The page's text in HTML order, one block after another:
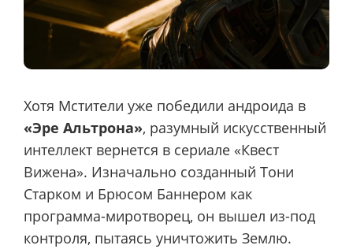
Хотя Мстители уже победили андроида в
«Эре Альтрона», разумный искусственный
интеллект вернется в сериале «Квест
Вижена». Изначально созданный Тони
Старком и Брюсом Баннером как
программа-миротворец, он вышел из-под
контроля, пытаясь уничтожить Землю.